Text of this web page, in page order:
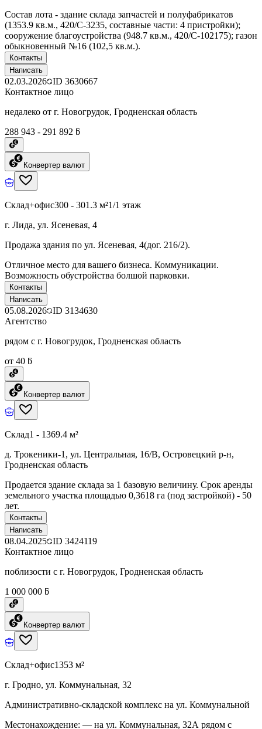
Состав лота - здание склада запчастей и полуфабрикатов
(1353.9 кв.м., 420/C-3235, составные части: 4 пристройки);
сооружение благоустройства (948.7 кв.м., 420/C-102175); газон
обыкновенный №16 (102,5 кв.м.).
Контакты
Написать
02.03.2026 ID 3630667
Контактное лицо
недалеко от г. Новогрудок, Гродненская область
288 943 - 291 892 ƃ
Конвертер валют
Склад+офис300 - 301.3 м²1/1 этаж
г. Лида, ул. Ясеневая, 4
Продажа здания по ул. Ясеневая, 4(дог. 216/2).
Отличное место для вашего бизнеса. Коммуникации.
Возможность обустройства болшой парковки.
Контакты
Написать
05.08.2026 ID 3134630
Агентство
рядом с г. Новогрудок, Гродненская область
от 40 ƃ
Конвертер валют
Склад1 - 1369.4 м²
д. Трокеники-1, ул. Центральная, 16/В, Островецкий р-н,
Гродненская область
Продается здание склада за 1 базовую величину. Срок аренды
земельного участка площадью 0,3618 га (под застройкой) - 50
лет.
Контакты
Написать
08.04.2025 ID 3424119
Контактное лицо
поблизости с г. Новогрудок, Гродненская область
1 000 000 ƃ
Конвертер валют
Склад+офис1353 м²
г. Гродно, ул. Коммунальная, 32
Административно-складской комплекс на ул. Коммунальной
Местонахождение: — на ул. Коммунальная, 32А рядом с